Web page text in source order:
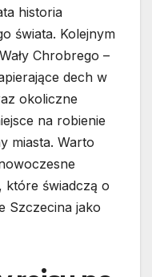
historia
świata. Kolejnym
Chrobrego –
dech w
okoliczne
na robienie
miasta. Warto
świadczą o
Szczecina jako